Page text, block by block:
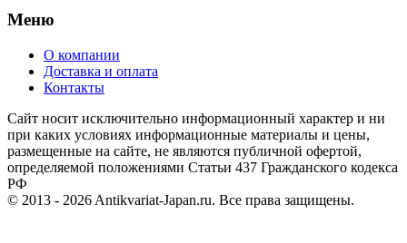
Меню
О компании
Доставка и оплата
Контакты
Cайт носит исключительно информационный характер и ни
при каких условиях информационные материалы и цены,
размещенные на сайте, не являются публичной офертой,
определяемой положениями Статьи 437 Гражданского кодекса
РФ
© 2013 - 2026 Antikvariat-Japan.ru. Все права защищены.